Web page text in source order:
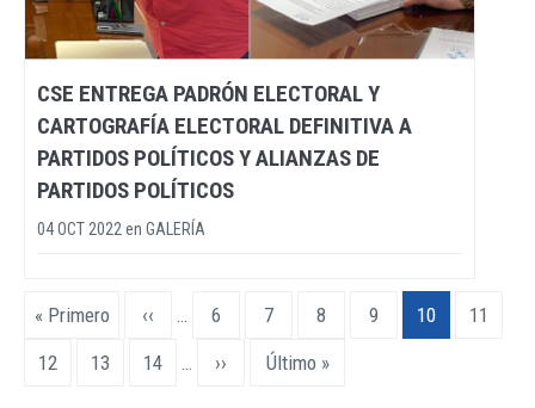
CSE ENTREGA PADRÓN ELECTORAL Y
CARTOGRAFÍA ELECTORAL DEFINITIVA A
PARTIDOS POLÍTICOS Y ALIANZAS DE
PARTIDOS POLÍTICOS
04 OCT 2022 en GALERÍA
Paginación
Primera
« Primero
Página
‹‹ … Page
6 Page
7 Page
8 Page
9
Página
actual
10 Page
11
Page
12 Page
13 Page
14 …
Siguiente
››
Última
Último »